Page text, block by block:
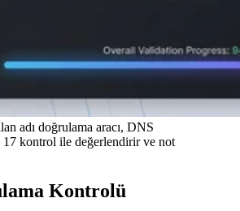
adı doğrulama aracı, DNS
17 kontrol ile değerlendirir ve not
Kontrolü